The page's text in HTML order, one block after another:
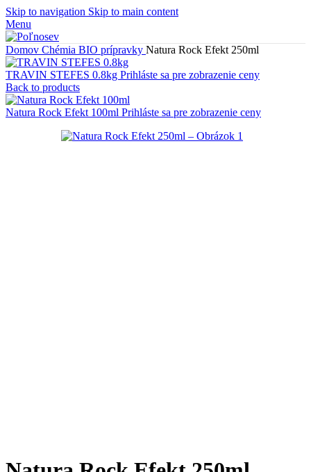
Skip to navigation Skip to main content
Menu
Domov Chémia BIO prípravky Natura Rock Efekt 250ml
TRAVIN STEFES 0.8kg Prihláste sa pre zobrazenie ceny
Back to products
Natura Rock Efekt 100ml Prihláste sa pre zobrazenie ceny